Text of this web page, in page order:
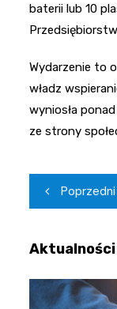
baterii lub 10
Wydarzenie to
władz
wyniosła
ze strony
wpisu
Poprzedni
Aktualności